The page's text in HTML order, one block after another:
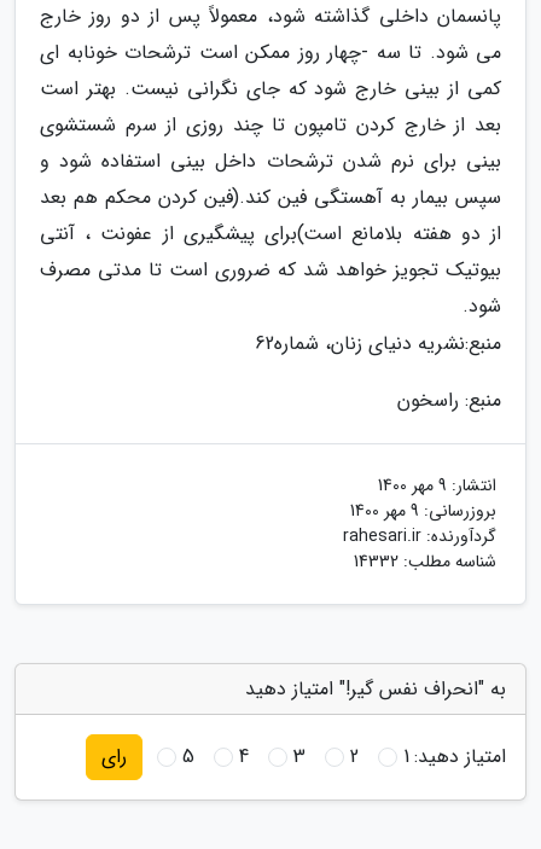
پانسمان داخلی گذاشته شود، معمولاً پس از دو روز خارج
می شود. تا سه -چهار روز ممکن است ترشحات خونابه ای
کمی از بینی خارج شود که جای نگرانی نیست. بهتر است
بعد از خارج کردن تامپون تا چند روزی از سرم شستشوی
بینی برای نرم شدن ترشحات داخل بینی استفاده شود و
سپس بیمار به آهستگی فین کند.(فین کردن محکم هم بعد
از دو هفته بلامانع است)برای پیشگیری از عفونت ، آنتی
بیوتیک تجویز خواهد شد که ضروری است تا مدتی مصرف
شود.
منبع:نشریه دنیای زنان، شماره62
منبع: راسخون
انتشار: 9 مهر 1400
بروزرسانی: 9 مهر 1400
گردآورنده: rahesari.ir
شناسه مطلب: 14332
به "انحراف نفس گیر!" امتیاز دهید
امتیاز دهید:1
2
3
4
5 رای